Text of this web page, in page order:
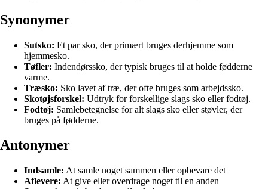
Synonymer
Sutsko: Et par sko, der primært bruges derhjemme som
hjemmesko.
Tøfler: Indendørssko, der typisk bruges til at holde fødderne
varme.
Træsko: Sko lavet af træ, der ofte bruges som arbejdssko.
Skotøjsforskel: Udtryk for forskellige slags sko eller fodtøj.
Fodtøj: Samlebetegnelse for alt slags sko eller støvler, der
bruges på fødderne.
Antonymer
Indsamle: At samle noget sammen eller opbevare det
Aflevere: At give eller overdrage noget til en anden